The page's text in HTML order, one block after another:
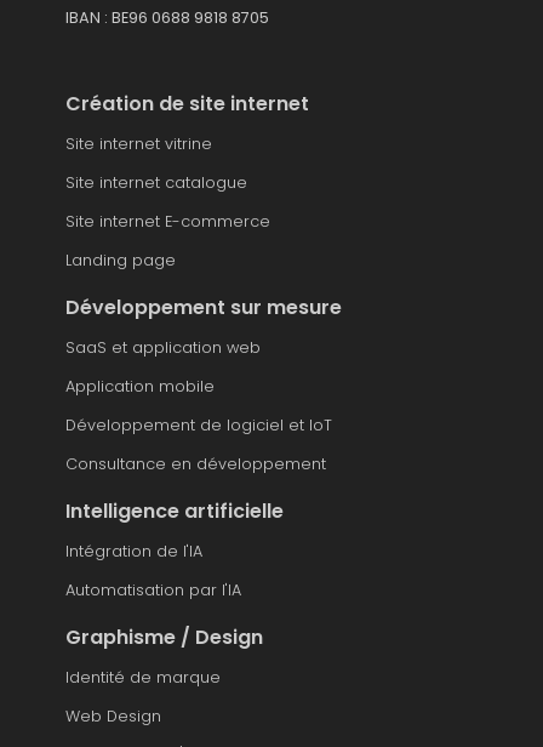
IBAN : BE96 0688 9818 8705
Création de site internet
Site internet vitrine
Site internet catalogue
Site internet E-commerce
Landing page
Développement sur mesure
SaaS et application web
Application mobile
Développement de logiciel et IoT
Consultance en développement
Intelligence artificielle
Intégration de l'IA
Automatisation par l'IA
Graphisme / Design
Identité de marque
Web Design